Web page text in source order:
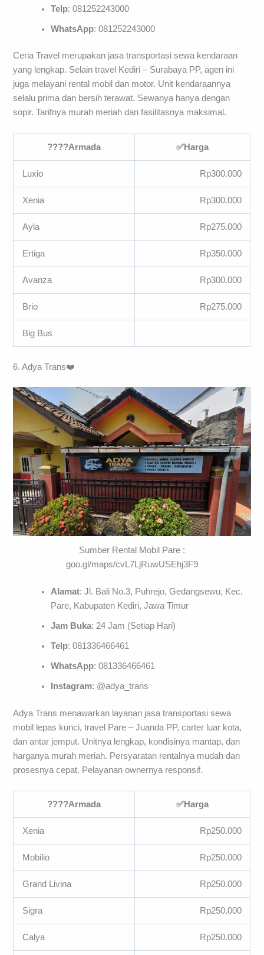
Telp: 081252243000
WhatsApp: 081252243000
Ceria Travel merupakan jasa transportasi sewa kendaraan
yang lengkap. Selain travel Kediri – Surabaya PP, agen ini
juga melayani rental mobil dan motor. Unit kendaraannya
selalu prima dan bersih terawat. Sewanya hanya dengan
sopir. Tarifnya murah meriah dan fasilitasnya maksimal.
????Armada ✅Harga
Luxio Rp300.000
Xenia Rp300.000
Ayla Rp275.000
Ertiga Rp350.000
Avanza Rp300.000
Brio Rp275.000
Big Bus
6. Adya Trans❤️
Sumber Rental Mobil Pare :
goo.gl/maps/cvL7LjRuwUSEhj3F9
Alamat: Jl. Bali No.3, Puhrejo, Gedangsewu, Kec.
Pare, Kabupaten Kediri, Jawa Timur
Jam Buka: 24 Jam (Setiap Hari)
Telp: 081336466461
WhatsApp: 081336466461
Instagram: @adya_trans
Adya Trans menawarkan layanan jasa transportasi sewa
mobil lepas kunci, travel Pare – Juanda PP, carter luar kota,
dan antar jemput. Unitnya lengkap, kondisinya mantap, dan
harganya murah meriah. Persyaratan rentalnya mudah dan
prosesnya cepat. Pelayanan ownernya responsif.
????Armada ✅Harga
Xenia Rp250.000
Mobilio Rp250.000
Grand Livina Rp250.000
Sigra Rp250.000
Calya Rp250.000